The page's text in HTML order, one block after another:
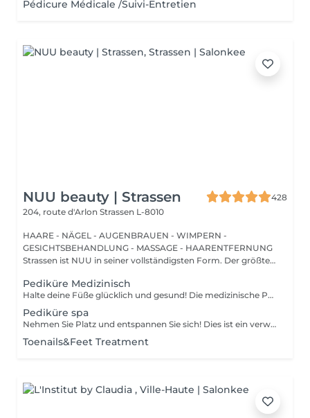
Pédicure Médicale /Suivi-Entretien
NUU beauty | Strassen
428
204, route d'Arlon Strassen L-8010
HAARE - NÄGEL - AUGENBRAUEN - WIMPERN -
GESICHTSBEHANDLUNG - MASSAGE - HAARENTFERNUNG
Strassen ist NUU in seiner vollständigsten Form. Der größte
Pediküre Medizinisch
Halte deine Füße glücklich und gesund! Die medizinische Pediküre ist eine spezialisierte Form der Fußbehandlung, bei der ein Nagelmeister Probleme wie Hornhaut, Risse und deformierte Nägel behandelt. Wie wird die medizinische Pediküre durchgeführt? - Problemidentifikation - Desinfektion und Erweichung der Füße - Entfernung von Hornhaut - Behandlung der Nagelplatte - Hautbehandlung - Auftragen einer medizinischen Creme Altersbeschränkungen: empfohlen ab 16 Jahren. Empfehlungen nach dem Eingriff: professionelle häusliche Pflege wird nach dem Eingriff empfohlen. Frequenz: einmal in 3-4 Wochen.
Pediküre spa
Nehmen Sie Platz und entspannen Sie sich! Dies ist ein verwöhnendes Fußpflegeerlebnis, das in der Regel die Fußexfoliation mit einem Fußpeeling und einer Kombination aus feuchtigkeitsspendenden Produkten umfasst. Unsere Meisterinnen führen eine Edged-Pediküre durch. Wie wird eine Pediküre SPA durchgeführt? - die Füße werden gereinigt und eingeweicht - die Nägel werden geschnitten, die Nagelplatte wird geformt und gefeilt - die Füße werden in Wasser eingetaucht - ein Peeling wird auf die Füße aufgetragen - eine Maske wird aufgetragen - die Nagelhaut und seitlichen Rillen werden korrigiert - die Fersen werden gereinigt - nagelhautöl und Fußcreme werden aufgetragen Altersbeschränkungen: empfohlen ab 14 Jahren. Empfehlungen nach dem Eingriff: es gibt keine speziellen Empfehlungen nach diesem Verfahren. Frequenz: einmal in 3-4 Wochen.
Toenails&Feet Treatment